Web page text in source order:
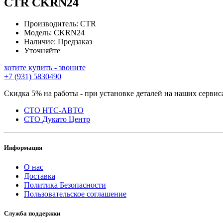
Производитель: CTR
Модель: CKRN24
Наличие: Предзаказ
Уточняйте
хотите купить - звоните
+7 (931) 5830490
Скидка 5% на работы - при установке деталей на наших
СТО НТС-АВТО
СТО Дукато Центр
Информация
О нас
Доставка
Политика Безопасности
Пользовательское соглашение
Служба поддержки